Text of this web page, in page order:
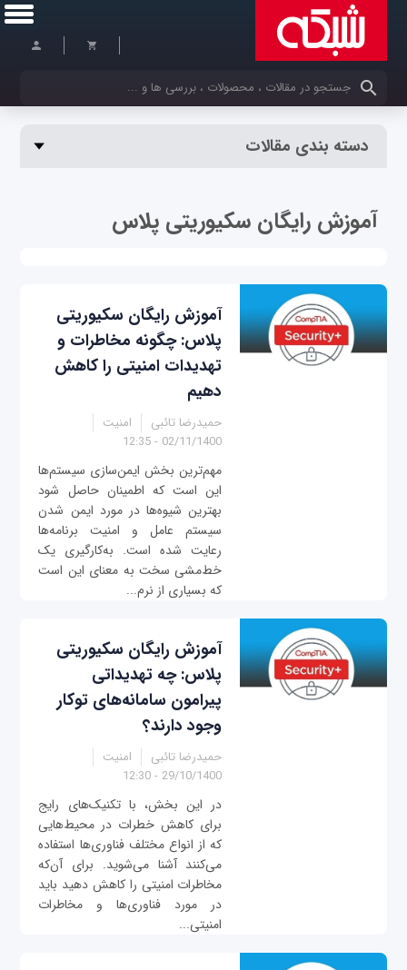
کلمات کلیدی خود را وارد کنید
دسته بندی مقالات
آموزش رایگان سکیوریتی پلاس
آموزش رایگان سکیوریتی
پلاس: چگونه مخاطرات و
تهدیدات امنیتی را کاهش
دهیم
حمیدرضا تائبی
امنیت
02/11/1400 - 12:35
مهم‌ترین بخش ایمن‌سازی سیستم‌ها
این است که اطمینان حاصل شود
بهترین شیوه‌ها در مورد ایمن شدن
سیستم عامل و امنیت برنامه‌ها
رعایت شده است. به‌کارگیری یک
خط‌مشی سخت به معنای این است
که بسیاری از نرم‌...
آموزش رایگان سکیوریتی
پلاس: چه تهدیداتی
پیرامون سامانه‌های توکار
وجود دارند؟
حمیدرضا تائبی
امنیت
29/10/1400 - 12:30
در این بخش، با تکنیک‌های رایج
برای کاهش خطرات در محیط‌هایی
که از انواع مختلف فناوری‌ها استفاده
می‌کنند آشنا می‌شوید. برای آن‌که
مخاطرات امنیتی را کاهش دهید باید
در مورد فناوری‌ها و مخاطرات
امنیتی...